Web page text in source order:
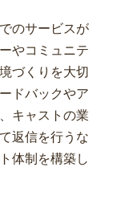
のサービスが
やコミュニテ
づくりを大切
ドバックやア
キャストの業
返信を行うな
体制を構築し